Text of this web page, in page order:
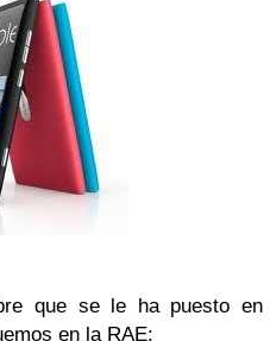
que se le ha puesto en
en la RAE: